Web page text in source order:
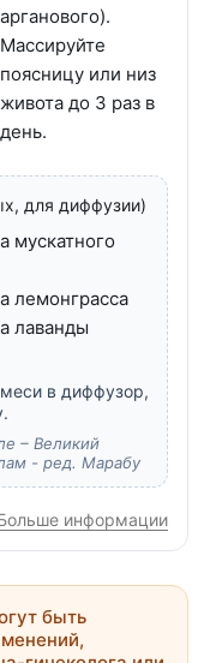
арганового).
Массируйте
поясницу или низ
живота до 3 раз в
день.
для диффузии)
мускатного
лемонграсса
лаванды
в диффузор,
– Великий
- ред. Марабу
информации
быть